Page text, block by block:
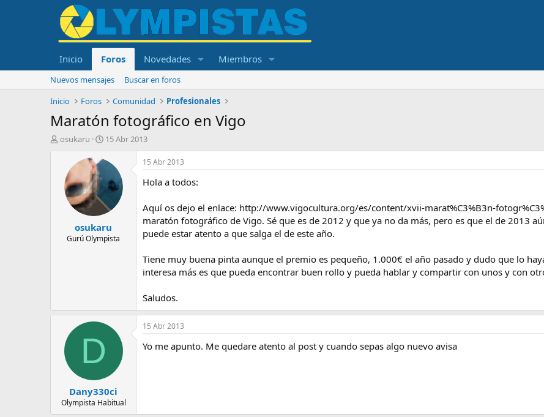
Inicio Foros Novedades Miembros
Nuevos mensajes
Buscar en foros
Inicio
Foros Comunidad Profesionales
Maratón fotográfico en Vigo
Iosukaru
F
c
a
e
i
n
i
15 Abr 2013
osukaru
Gurú Olympista
15 Abr 2013
Hola a todos:
Aquí os dejo el enlace: http://www.vigocultura.org/es/content/xvii-marat%C3%B3n-
maratón fotográfico de Vigo. Sé que es de 2012 y que ya no da más, pero es que el de 2013
puede estar atento a que salga el de este año.
Tiene muy buena pinta aunque el premio es pequeño, 1.000€ el año pasado y dudo que lo
interesa más es que pueda encontrar buen rollo y pueda hablar y compartir con unos y con
Saludos.
D
Dany330ci
Olympista Habitual
15 Abr 2013
Yo me apunto. Me quedare atento al post y cuando sepas algo nuevo avisa